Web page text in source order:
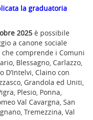
la graduatoria
2025 è possibile
a canone sociale
comprende i Comuni
Blessagno, Carlazzo,
D’Intelvi, Claino con
Grandola ed Uniti,
Plesio, Ponna,
Val Cavargna, San
Tremezzina, Val